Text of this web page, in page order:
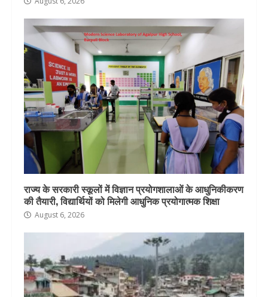
राज्य के सरकारी स्कूलों में विज्ञान प्रयोगशालाओं के आधुनिकीकरण
की तैयारी, विद्यार्थियों को मिलेगी आधुनिक प्रयोगात्मक शिक्षा
August 6, 2026